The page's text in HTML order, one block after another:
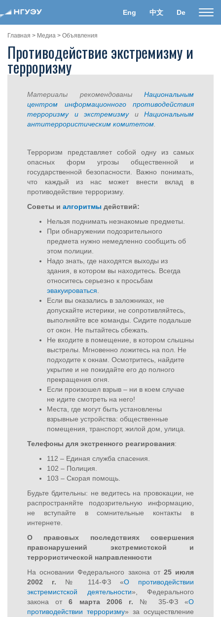
Eng 中文 De
Главная > Медиа > Объявления
Противодействие экстремизму и
терроризму
Материалы рекомендованы Национальным
центром информационного противодействия
терроризму и экстремизмуи Национальным
антитеррористическим комитетом
Терроризм представляет собой одну из самых
опасных форм угрозы общественной и
государственной безопасности. Важно понимать,
что каждый из нас может внести вклад в
противодействие терроризму.
Советы и алгоритмы действий:
Нельзя поднимать незнакомые предметы.
При обнаружении подозрительного
предмета нужно немедленно сообщить об
этом полиции.
Надо знать, где находятся выходы из
здания, в котором вы находитесь. Всегда
относитесь серьезно к просьбам
эвакуироваться
Если вы оказались в заложниках, не
допускайте истерики, не сопротивляйтесь,
выполняйте все команды. Сидите подальше
от окон. Не пытайтесь сбежать.
Не входите в помещение, в котором слышны
выстрелы. Мгновенно ложитесь на пол. Не
подходите к окнам. Осмотритесь, найдите
укрытие и не покидайте его до полного
прекращения огня.
Если произошел взрыв – ни в коем случае
не идите смотреть на него!
Места, где могут быть установлены
взрывные устройства: общественные
помещения, транспорт, жилой дом, улица.
Телефоны для экстренного реагирования:
112 – Единая служба спасения.
102 – Полиция.
103 – Скорая помощь.
Будьте бдительны: не ведитесь на провокации, не
распространяйте подозрительную информацию,
не вступайте в сомнительные контакты в
интернете.
О правовых последствиях совершения
правонарушений экстремистской и
террористической направленности
На основании Федерального закона от 25 июля
2002 г. № 114-ФЗ «О противодействии
экстремистской деятельности», Федерального
закона от6 марта 2006 г. № 35-ФЗ «О
противодействии терроризму» за осуществление